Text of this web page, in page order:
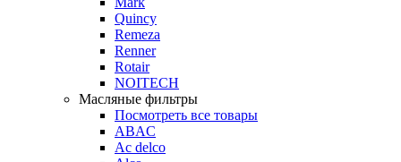
Quincy
Remeza
Renner
Rotair
NOITECH
Масляные фильтры
Посмотреть все товары
ABAC
Ac delco